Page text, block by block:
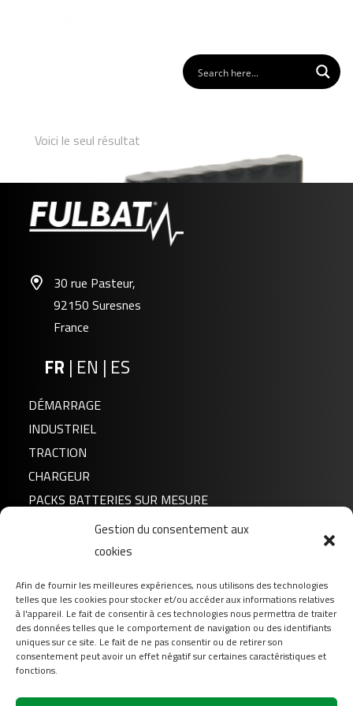
Gestion du consentement aux
cookies
Afin de fournir les meilleures expériences, nous utilisons des technologies
telles que les cookies pour stocker et/ou accéder aux informations relatives
à l'appareil. Le fait de consentir à ces technologies nous permettra de traiter
des données telles que le comportement de navigation ou des identifiants
uniques sur ce site. Le fait de ne pas consentir ou de retirer son
consentement peut avoir un effet négatif sur certaines caractéristiques et
fonctions.
Voici le seul résultat
30 rue Pasteur,
92150 Suresnes
France
FR | EN | ES
DÉMARRAGE
INDUSTRIEL
TRACTION
CHARGEUR
PACKS BATTERIES SUR MESURE
FAQ
Téléchargement
Login
Contact